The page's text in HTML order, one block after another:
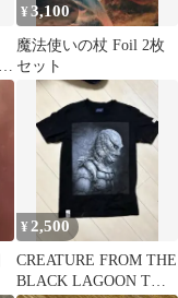
¥3,100
魔法使いの杖 Foil 2枚
セット
¥ 2,500
CREATURE FROM THE
BLACK LAGOON Tシ